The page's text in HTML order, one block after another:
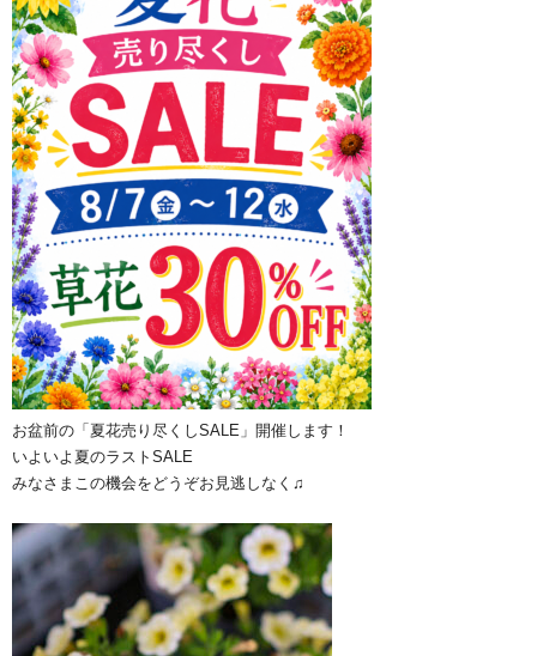
お盆前の「夏花売り尽くしSALE」開催します！
いよいよ夏のラストSALE
みなさまこの機会をどうぞお見逃しなく♫